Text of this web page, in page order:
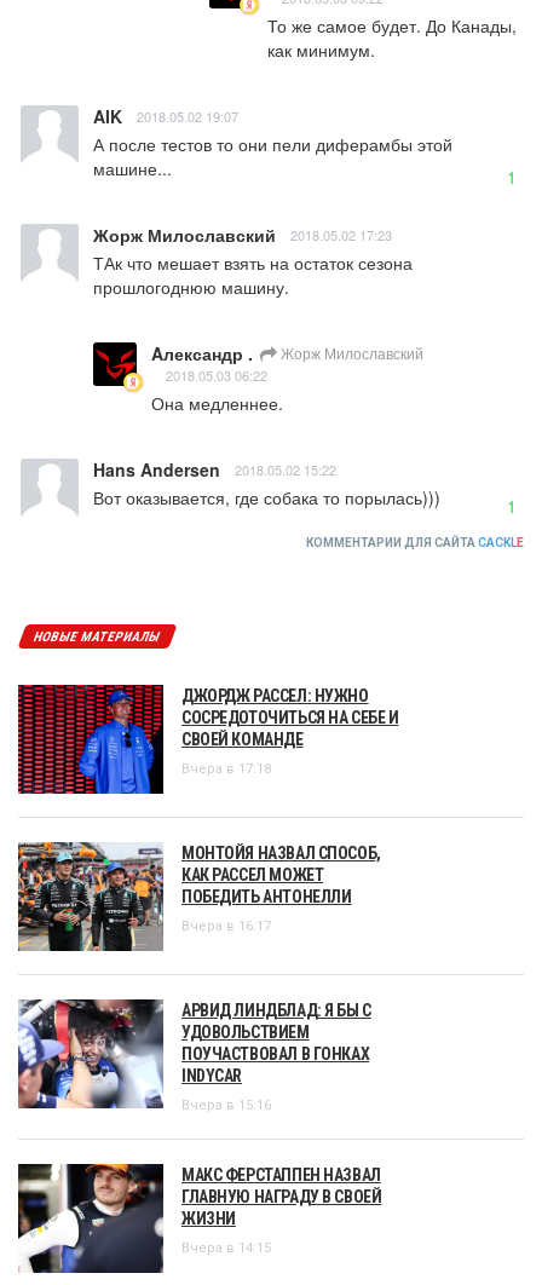
То же самое будет. До Канады,
как минимум.
AIK 2018.05.02 19:07
А после тестов то они пели диферамбы этой
машине...
1
Жорж Милославский 2018.05.02 17:23
ТАк что мешает взять на остаток сезона
прошлогоднюю машину.
Aлександр . Жорж Милославский
2018.05.03 06:22
Она медленнее.
Hans Andersen 2018.05.02 15:22
Вот оказывается, где собака то порылась))) 1
КОММЕНТАРИИ ДЛЯ САЙТА CACKLE
НОВЫЕ МАТЕРИАЛЫ
ДЖОРДЖ РАССЕЛ: НУЖНО
СОСРЕДОТОЧИТЬСЯ НА СЕБЕ И
СВОЕЙ КОМАНДЕ
Вчера в 17:18
МОНТОЙЯ НАЗВАЛ СПОСОБ,
КАК РАССЕЛ МОЖЕТ
ПОБЕДИТЬ АНТОНЕЛЛИ
Вчера в 16:17
АРВИД ЛИНДБЛАД: Я БЫ С
УДОВОЛЬСТВИЕМ
ПОУЧАСТВОВАЛ В ГОНКАХ
INDYCAR
Вчера в 15:16
МАКС ФЕРСТАППЕН НАЗВАЛ
ГЛАВНУЮ НАГРАДУ В СВОЕЙ
ЖИЗНИ
Вчера в 14:15